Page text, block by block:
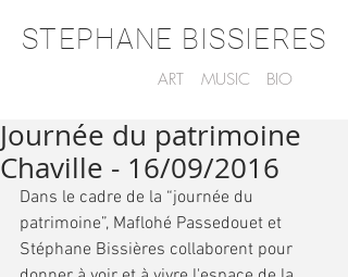
STEPHANE BISSIERES
ART MUSIC BIO
Journée du patrimoine
Chaville - 16/09/2016
Dans le cadre de la “journée du
patrimoine”, Maflohé Passedouet et
Stéphane Bissières collaborent pour